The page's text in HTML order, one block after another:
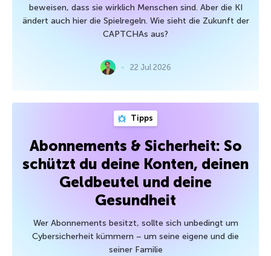
beweisen, dass sie wirklich Menschen sind. Aber die KI
ändert auch hier die Spielregeln. Wie sieht die Zukunft der
CAPTCHAs aus?
22 Jul 2026
Tipps
Abonnements & Sicherheit: So
schützt du deine Konten, deinen
Geldbeutel und deine
Gesundheit
Wer Abonnements besitzt, sollte sich unbedingt um
Cybersicherheit kümmern – um seine eigene und die
seiner Familie